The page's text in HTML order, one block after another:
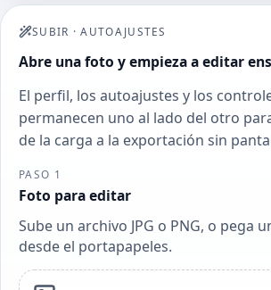
SUBIR ·AUTOAJUSTES
Abre una foto y empieza a editar
El perfil, los autoajustes y los
permanecen uno al lado del otro
de la carga a la exportación sin
PASO 1
Foto para editar
Sube un archivo JPG o PNG, o pega
desde el portapapeles.